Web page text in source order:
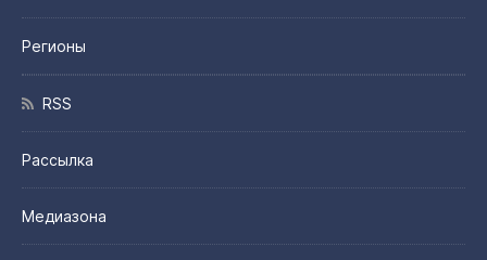
Регионы
RSS
Рассылка
Медиазона